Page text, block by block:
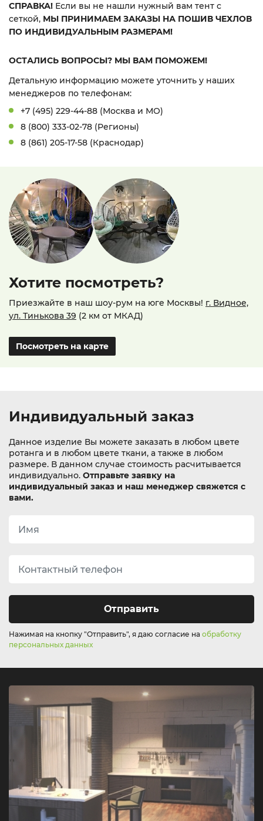
СПРАВКА! Если вы не нашли нужный вам тент с
сеткой, МЫ ПРИНИМАЕМ ЗАКАЗЫ НА ПОШИВ ЧЕХЛОВ
ПО ИНДИВИДУАЛЬНЫМ РАЗМЕРАМ!
ОСТАЛИСЬ ВОПРОСЫ? МЫ ВАМ ПОМОЖЕМ!
Детальную информацию можете уточнить у наших
менеджеров по телефонам:
+7 (495) 229-44-88 (Москва и МО)
8 (800) 333-02-78 (Регионы)
8 (861) 205-17-58 (Краснодар)
Хотите посмотреть?
Приезжайте в наш шоу-рум на юге Москвы! г. Видное,
ул. Тинькова 39 (2 км от МКАД)
Посмотреть на карте
Индивидуальный заказ
Данное изделие Вы можете заказать в любом цвете
ротанга и в любом цвете ткани, а также в любом
размере. В данном случае стоимость расчитывается
индивидуально. Отправьте заявку на
индивидуальный заказ и наш менеджер свяжется с
вами.
Отправить
Нажимая на кнопку "Отправить", я даю согласие на обработку
персональных данных